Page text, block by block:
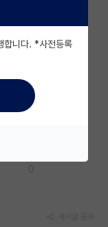
배척의 요인이 됨
합니다. *사전등록